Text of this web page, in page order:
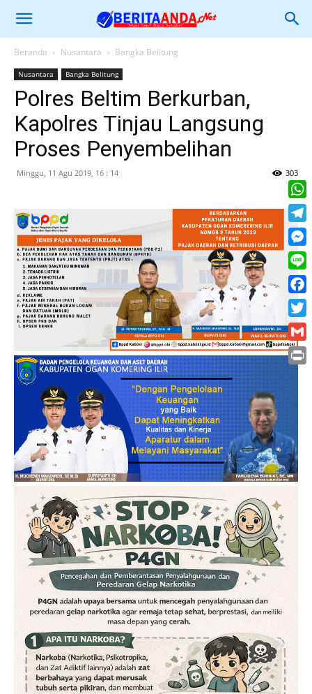
Beranda Nusantara Bangka Belitung
Nusantara Bangka Belitung
Polres Beltim Berkurban,
Kapolres Tinjau Langsung
Proses Penyembelihan
Minggu, 11 Agu 2019, 16 : 14 303
Line
Print